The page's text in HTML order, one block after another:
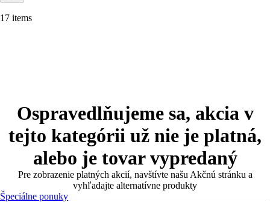
17 items
Ospravedlňujeme sa, akcia v
tejto kategórii už nie je platná,
alebo je tovar vypredaný
Pre zobrazenie platných akcií, navštívte našu Akčnú stránku a
vyhľadajte alternatívne produkty
Špeciálne ponuky